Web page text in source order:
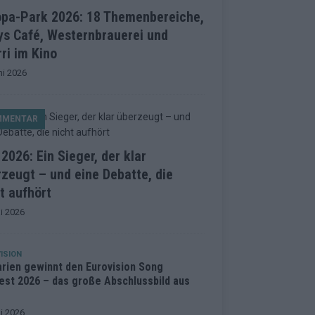
Park 2026: 18 Themenbereiche,
Café, Westernbrauerei und
im Kino
2026
2026: Ein Sieger, der klar
– und eine Debatte, die
aufhört
2026
gewinnt den Eurovision Song
2026 – das große Abschlussbild aus
2026